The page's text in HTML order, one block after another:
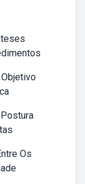
Os